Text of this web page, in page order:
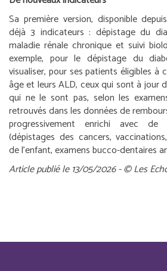
Sa première version, disponible
déjà 3 indicateurs : dépistage du
maladie rénale chronique et suivi
exemple, pour le dépistage du
visualiser, pour ses patients éligibles à
âge et leurs ALD, ceux qui sont à jour
qui ne le sont pas, selon les
retrouvés dans les données de
progressivement enrichi avec de
(dépistages des cancers,
de l’enfant, examens bucco-dentaires
Article publié le 13/05/2026 - © Les